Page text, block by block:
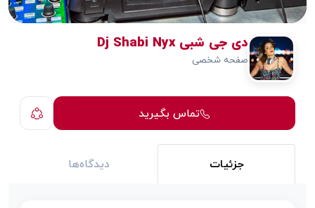
دی جی شبی Dj Shabi Nyx
صفحه شخصی
تماس بگیرید
جزئیات دیدگاه‌ها